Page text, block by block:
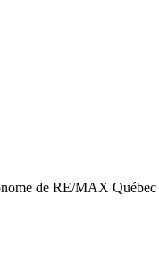
de RE/MAX Québec